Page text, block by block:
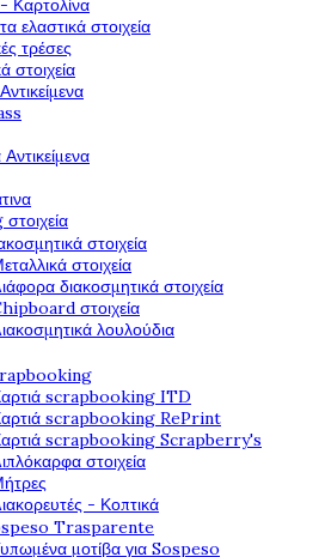
Καρτολίνα
ελαστικά στοιχεία
τρέσες
στοιχεία
στοιχεία
στοιχεία
διακοσμητικά στοιχεία
στοιχεία
λουλούδια
scrapbooking ITD
scrapbooking RePrint
scrapbooking Scrapberry's
στοιχεία
- Κοπτικά
Trasparente
μοτίβα για Sospeso